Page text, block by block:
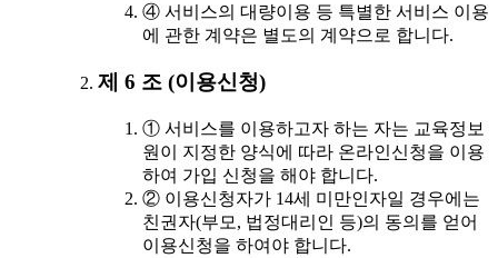
④ 서비스의 대량이용 등 특별한 서비스 이용
에 관한 계약은 별도의 계약으로 합니다.
제 6 조 (이용신청)
① 서비스를 이용하고자 하는 자는 교육정보
원이 지정한 양식에 따라 온라인신청을 이용
하여 가입 신청을 해야 합니다.
② 이용신청자가 14세 미만인자일 경우에는
친권자(부모, 법정대리인 등)의 동의를 얻어
이용신청을 하여야 합니다.